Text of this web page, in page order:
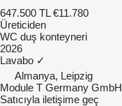
647.500 TL €11.780
Üreticiden
WC duş konteyneri
2026
Lavabo ✓
Almanya, Leipzig
Module T Germany GmbH
Satıcıyla iletişime geç